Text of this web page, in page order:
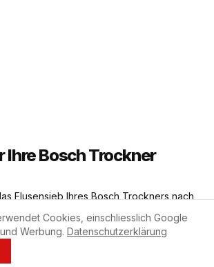
Ihre Bosch Trockner
Flusensieb Ihres Bosch Trockners nach
Cookies, einschliesslich Google
Werbung. Datenschutzerklärung